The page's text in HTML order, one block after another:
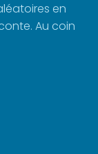
en
Au coin